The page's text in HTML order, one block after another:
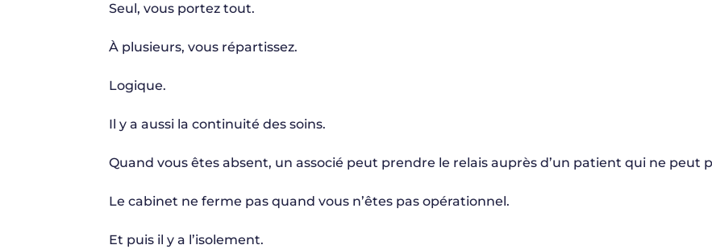
Seul, vous portez tout.
À plusieurs, vous répartissez.
Logique.
Il y a aussi la continuité des soins.
Quand vous êtes absent, un associé peut prendre le relais auprès d’un patient qui ne peut
Le cabinet ne ferme pas quand vous n’êtes pas opérationnel.
Et puis il y a l’isolement.